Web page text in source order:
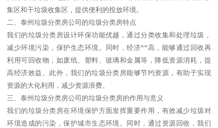
集区和干垃圾收集区，提供便利的投放环境。
二、泰州垃圾分类房公司的垃圾分类房特点
我们的垃圾分类房设计环保功能优越，通过分类收集和处理垃圾，
减少环境污染，保护生态环境。同时，经济**高，能够通过回收再
利用可回收物，如废纸、塑料、玻璃和金属等，降低资源消耗，提
高经济效益。此外，我们的垃圾分类房能够节约资源，有助于实现
资源的大化利用，减少资源浪费。
三、泰州垃圾分类房公司的垃圾分类房的作用与意义
我们的垃圾分类房在环境保护方面发挥重要作用，有效减少垃圾对
环境造成的污染，保护城市生态环境。同时，通过资源回收，我们